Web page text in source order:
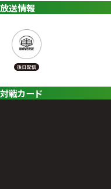
放送情報
対戦カード